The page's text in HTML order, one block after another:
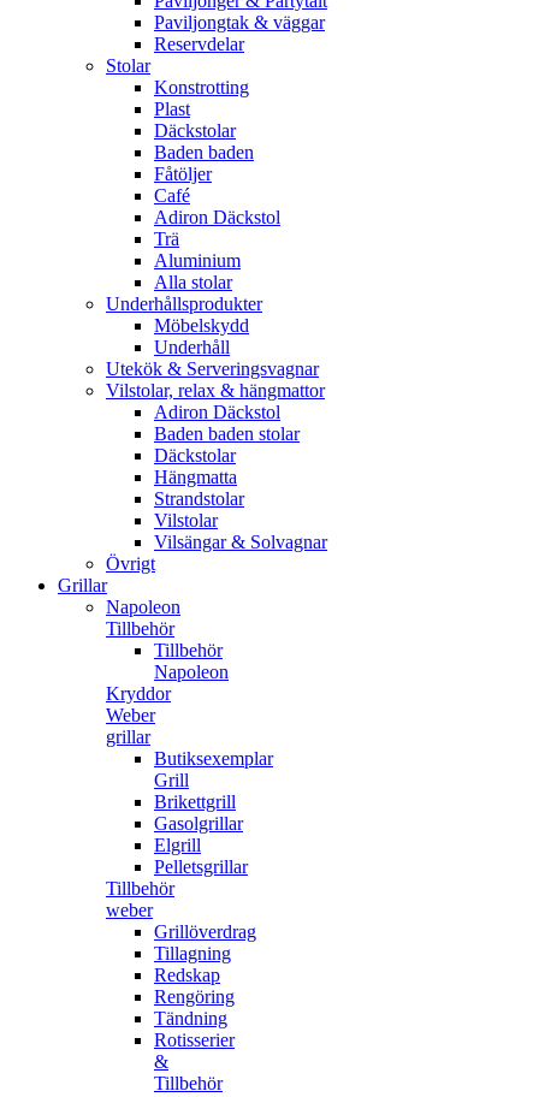
Paviljongtak & väggar
Reservdelar
Stolar
Konstrotting
Plast
Däckstolar
Baden baden
Fåtöljer
Café
Adiron Däckstol
Trä
Aluminium
Alla stolar
Underhållsprodukter
Möbelskydd
Underhåll
Utekök & Serveringsvagnar
Vilstolar, relax & hängmattor
Adiron Däckstol
Baden baden stolar
Däckstolar
Hängmatta
Strandstolar
Vilstolar
Vilsängar & Solvagnar
Övrigt
Grillar
Napoleon
Tillbehör
Tillbehör
Napoleon
Kryddor
Weber
grillar
Butiksexemplar
Grill
Brikettgrill
Gasolgrillar
Elgrill
Pelletsgrillar
Tillbehör
weber
Grillöverdrag
Tillagning
Redskap
Rengöring
Tändning
Rotisserier
&
Tillbehör